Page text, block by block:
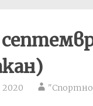
2020 "Спортно